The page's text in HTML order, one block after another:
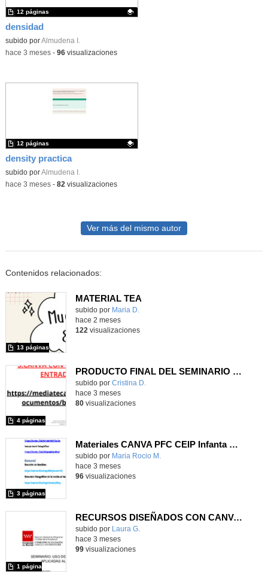
densidad
Contenido educativo.
subido porAlmudena I.
12 páginas
-hace 3 meses- 96visualizaciones
density practica
Contenido educativo.
subido porAlmudena I.
12 páginas
-hace 3 meses- 82 visualizaciones
Ver más del mismo autor
Contenidos relacionados:
MATERIAL TEA
Contenido educativo.
subido por Maria D.
13 páginas
hace 2 meses
122 visualizaciones
PRODUCTO FINAL DEL SEMINARIO "RECURSOS Y METODOLOGÍA PARA ALUMNADO CON TEA EN CENTROS PREFERENTES (CURSO 2025-2026)
Contenido educativo.
subido por Cristina D.
4 páginas
hace 3 meses
80visualizaciones
Materiales CANVA PFC CEIP Infanta Leonor curso 25-26
Contenido educativo.
subido por Maria Rocio M.
3 páginas
hace 3 meses
96visualizaciones
RECURSOS DISEÑADOS CON CANVA- SEMINARIO CEIPSO LEOPOLDO CALVO-SOTELO
Contenido educativo.
subido por Laura G.
1 página
hace 3 meses
99visualizaciones